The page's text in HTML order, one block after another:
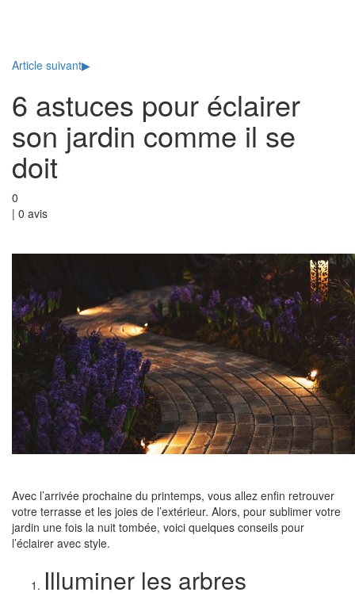
Article suivant▶
6 astuces pour éclairer
son jardin comme il se
doit
0
| 0 avis
Avec l’arrivée prochaine du printemps, vous allez enfin retrouver
votre terrasse et les joies de l’extérieur. Alors, pour sublimer votre
jardin une fois la nuit tombée, voici quelques conseils pour
l’éclairer avec style.
Illuminer les arbres